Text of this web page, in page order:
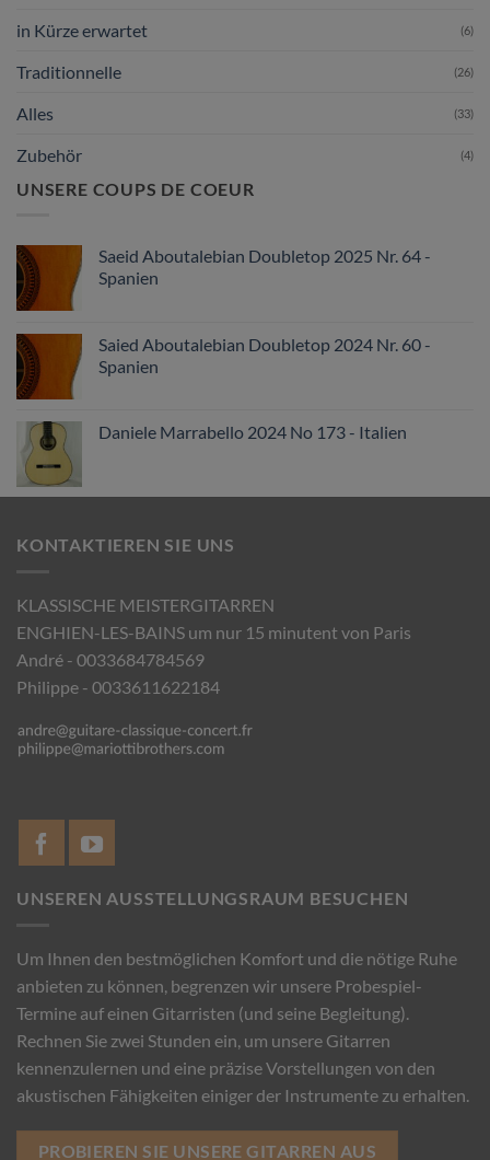
in Kürze erwartet (6)
Traditionnelle (26)
Alles (33)
Zubehör (4)
UNSERE COUPS DE COEUR
Saeid Aboutalebian Doubletop 2025 Nr. 64 -
Spanien
Saied Aboutalebian Doubletop 2024 Nr. 60 -
Spanien
Daniele Marrabello 2024 No 173 - Italien
KONTAKTIEREN SIE UNS
KLASSISCHE MEISTERGITARREN
ENGHIEN-LES-BAINS um nur 15 minutent von Paris
André - 0033684784569
Philippe - 0033611622184
UNSEREN AUSSTELLUNGSRAUM BESUCHEN
Um Ihnen den bestmöglichen Komfort und die nötige Ruhe
anbieten zu können, begrenzen wir unsere Probespiel-
Termine auf einen Gitarristen (und seine Begleitung).
Rechnen Sie zwei Stunden ein, um unsere Gitarren
kennenzulernen und eine präzise Vorstellungen von den
akustischen Fähigkeiten einiger der Instrumente zu erhalten.
PROBIEREN SIE UNSERE GITARREN AUS